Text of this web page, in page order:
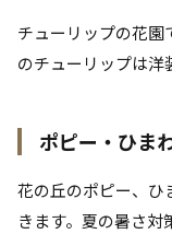
チューリップの花園
のチューリップは洋
ポピー・ひま
花の丘のポピー、ひ
きます。夏の暑さ対